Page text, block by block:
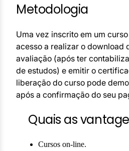
Metodologia
Uma vez inscrito em um
acesso a realizar o download
avaliação (após ter
de estudos) e emitir o
liberação do curso pode
após a confirmação do seu
Quais as
Cursos on-line.